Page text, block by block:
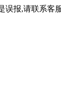
误报,请联系客